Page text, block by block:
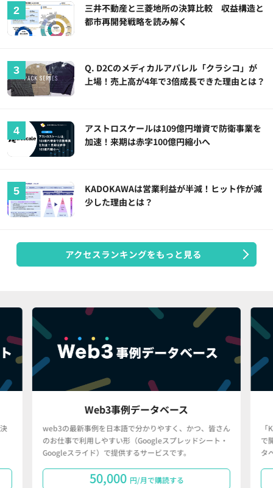
三井不動産と三菱地所の決算比較 収益構造と
都市再開発戦略を読み解く
Q. D2Cのメディカルアパレル「クラシコ」が
上場！売上高が4年で3倍成長できた理由とは？
アストロスケールは109億円増資で防衛事業を
加速！来期は赤字100億円縮小へ
KADOKAWAは営業利益が半減！ヒット作が減
少した理由とは？
アクセスランキングをもっと見る
Web3事例データベース
web3の最新事例を日本語で分かりやすく、かつ、皆さん
のお仕事で利用しやすい形（Googleスプレッドシート・
Googleスライド）で提供するサービスです。
50,000 円/月で購読する
で
タ